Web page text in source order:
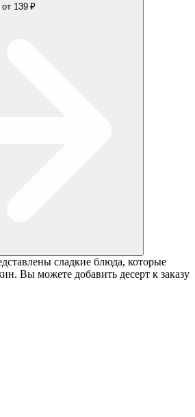
от 139 ₽
сладкие блюда, которые
Вы можете добавить десерт к заказу